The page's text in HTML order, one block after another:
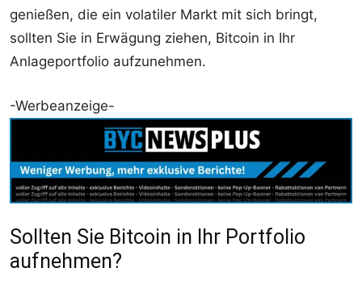
genießen, die ein volatiler Markt mit sich bringt,
sollten Sie in Erwägung ziehen, Bitcoin in Ihr
Anlageportfolio aufzunehmen.
-Werbeanzeige-
Sollten Sie Bitcoin in Ihr Portfolio
aufnehmen?